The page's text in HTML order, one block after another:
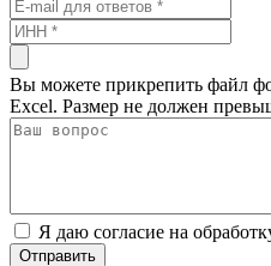
Вы можете прикрепить файл
Excel. Размер не должен
Я даю согласие на